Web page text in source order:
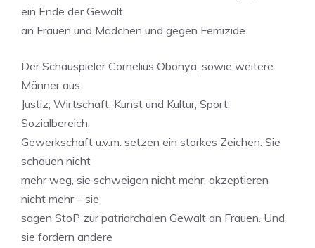
ein Ende der Gewalt
an Frauen und Mädchen und gegen Femizide.
Der Schauspieler Cornelius Obonya, sowie weitere
Männer aus
Justiz, Wirtschaft, Kunst und Kultur, Sport,
Sozialbereich,
Gewerkschaft u.v.m. setzen ein starkes Zeichen: Sie
schauen nicht
mehr weg, sie schweigen nicht mehr, akzeptieren
nicht mehr – sie
sagen StoP zur patriarchalen Gewalt an Frauen. Und
sie fordern andere